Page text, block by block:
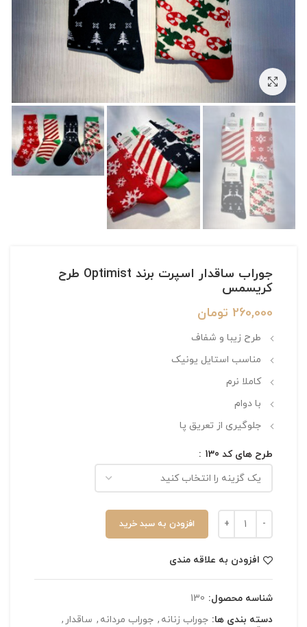
بزرگنمایی تصویر
جوراب ساقدار اسپرت برند Optimist طرح
کریسمس
260,000 تومان
طرح زیبا و شفاف
مناسب استایل یونیک
کاملا نرم
با دوام
جلوگیری از تعریق پا
طرح های کد 130
افزودن به سبد خرید
افزودن به علاقه مندی
شناسه محصول: 130
دسته بندی ها: جوراب زنانه , جوراب مردانه , ساقدار ,